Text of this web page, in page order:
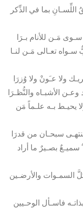
بما في الذِّكر
مَـن للأنام بـرَا
تعـالى مَـن لنـا
ولا عـَونْ ولا وُزرَا
الأشبـاه والنُّظـرَا
يحيـط بـه علـماً مَن
سبحـان من قدرَا
بصـيرٌ ما أراد
السمـوات والأرضـين
فاسـأل الوحـيين